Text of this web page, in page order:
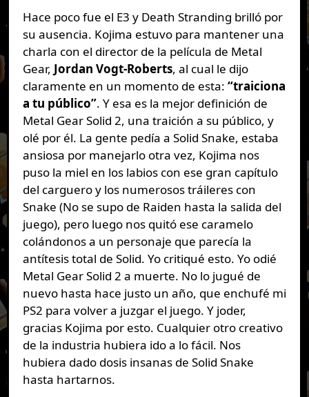
Hace poco fue el E3 y Death Stranding brilló por
su ausencia. Kojima estuvo para mantener una
charla con el director de la película de Metal
Gear, Jordan Vogt-Roberts, al cual le dijo
claramente en un momento de esta: “traiciona
a tu público”. Y esa es la mejor definición de
Metal Gear Solid 2, una traición a su público, y
olé por él. La gente pedía a Solid Snake, estaba
ansiosa por manejarlo otra vez, Kojima nos
puso la miel en los labios con ese gran capítulo
del carguero y los numerosos tráileres con
Snake (No se supo de Raiden hasta la salida del
juego), pero luego nos quitó ese caramelo
colándonos a un personaje que parecía la
antítesis total de Solid. Yo critiqué esto. Yo odié
Metal Gear Solid 2 a muerte. No lo jugué de
nuevo hasta hace justo un año, que enchufé mi
PS2 para volver a juzgar el juego. Y joder,
gracias Kojima por esto. Cualquier otro creativo
de la industria hubiera ido a lo fácil. Nos
hubiera dado dosis insanas de Solid Snake
hasta hartarnos.